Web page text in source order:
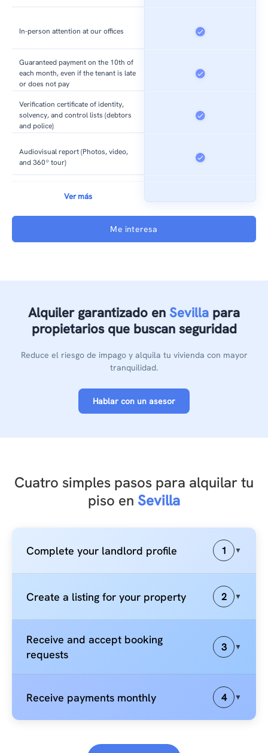
In-person attention at our offices
Guaranteed payment on the 10th of
each month, even if the tenant is late
or does not pay
Verification certificate of identity,
solvency, and control lists (debtors
and police)
Audiovisual report (Photos, video,
and 360º tour)
Ver más
Me interesa
Alquiler garantizado en Sevilla para
propietarios que buscan seguridad
Reduce el riesgo de impago y alquila tu vivienda con mayor
tranquilidad.
Hablar con un asesor
Cuatro simples pasos para alquilar tu
piso en Sevilla
Complete your landlord profile 1 ▼
Create a listing for your property 2 ▼
Receive and accept booking
requests
3 ▼
Receive payments monthly 4 ▼